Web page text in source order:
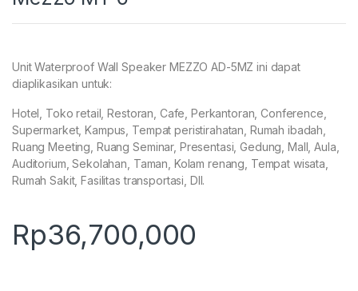
Unit Waterproof Wall Speaker MEZZO AD-5MZ ini dapat
diaplikasikan untuk:
Hotel, Toko retail, Restoran, Cafe, Perkantoran, Conference,
Supermarket, Kampus, Tempat peristirahatan, Rumah ibadah,
Ruang Meeting, Ruang Seminar, Presentasi, Gedung, Mall, Aula,
Auditorium, Sekolahan, Taman, Kolam renang, Tempat wisata,
Rumah Sakit, Fasilitas transportasi, Dll.
Rp36,700,000